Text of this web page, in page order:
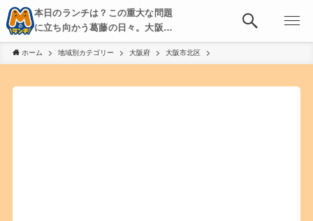
本日のランチは？この重大な問題
に立ち向かう葛藤の日々。大阪・
京都・神戸を中心とした食べ歩
き、飲み歩きを綴る。
ホーム 地域別カテゴリー 大阪府 大阪市北区